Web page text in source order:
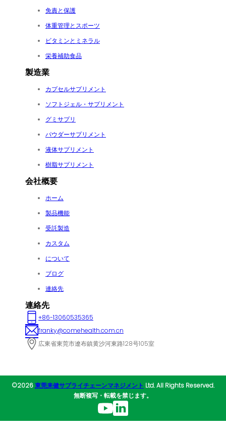
免責と保護
体重管理とスポーツ
ビタミンとミネラル
栄養補助食品
製造業
カプセルサプリメント
ソフトジェル・サプリメント
グミサプリ
パウダーサプリメント
液体サプリメント
樹脂サプリメント
会社概要
ホーム
製品機能
受託製造
カスタム
について
ブログ
連絡先
連絡先
+86-13060535365
franky@comehealth.com.cn
広東省東莞市遼布鎮黄沙河東路128号105室
©2026東莞来健サプライチェーンマネジメント Ltd. All Rights Reserved.
無断複写・転載を禁じます。